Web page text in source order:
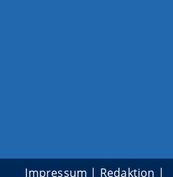
Impressum | Redaktion |